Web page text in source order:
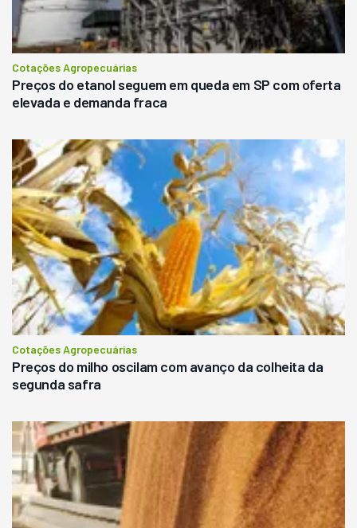
Cotações Agropecuárias
Preços do etanol seguem em queda em SP com oferta
elevada e demanda fraca
Cotações Agropecuárias
Preços do milho oscilam com avanço da colheita da
segunda safra